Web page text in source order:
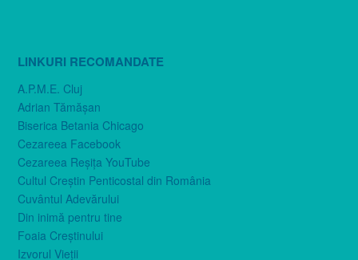
LINKURI RECOMANDATE
A.P.M.E. Cluj
Adrian Tămăşan
Biserica Betania Chicago
Cezareea Facebook
Cezareea Reşiţa YouTube
Cultul Creştin Penticostal din România
Cuvântul Adevărului
Din inimă pentru tine
Foaia Creştinului
Izvorul Vieţii